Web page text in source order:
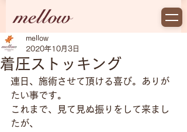
着圧ストッキング
mellow
2020年10月3日
連日、施術させて頂ける喜び。ありが
たい事です。
これまで、見て見ぬ振りをして来まし
たが、